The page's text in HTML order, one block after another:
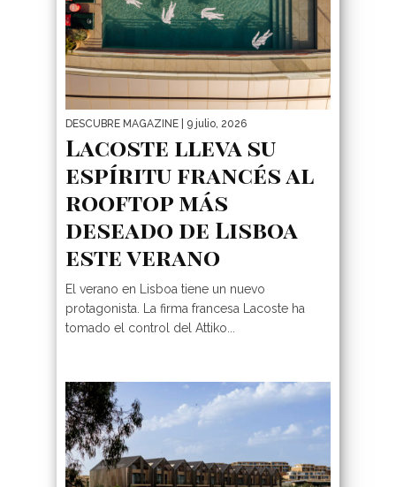
DESCUBRE MAGAZINE | 9 julio, 2026
Lacoste lleva su
espíritu francés al
rooftop más
deseado de Lisboa
este verano
El verano en Lisboa tiene un nuevo
protagonista. La firma francesa Lacoste ha
tomado el control del Attiko...